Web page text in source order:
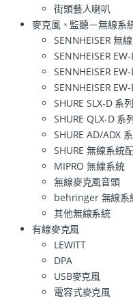
街頭藝人喇叭
麥克風、監聽－無線系
SENNHEISER 無
SENNHEISER
SENNHEISER
SENNHEISER
SHURE SLX-D 系列
SHURE QLX-D 系
SHURE AD/ADX
SHURE 無線系統
MIPRO 無線系統
無線麥克風音頭
behringer 無線系
其他無線系統
有線麥克風
LEWITT
DPA
USB麥克風
電容式麥克風